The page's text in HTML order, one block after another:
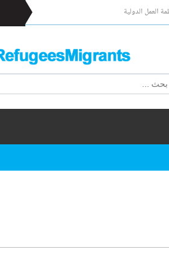
العمل الدولية